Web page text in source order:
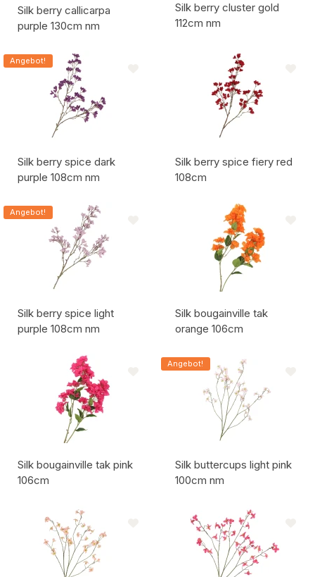
Silk berry callicarpa
purple 130cm nm
Artikelcode:
Silk berry cluster gold
112cm nm
Angebot!
Silk berry spice dark
purple 108cm nm
Artikelcode:
Silk berry spice fiery red
108cm
Angebot!
Silk berry spice light
purple 108cm nm
Silk bougainville tak
orange 106cm
Artikelcode:
Silk bougainville tak pink
106cm
Angebot!
Silk buttercups light pink
100cm nm